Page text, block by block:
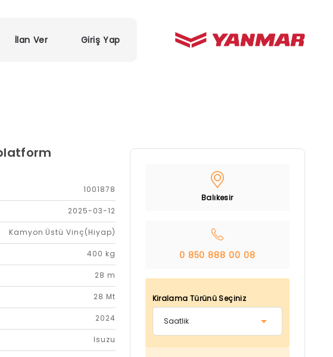
İlan Ver Giriş Yap
1001878
2025-03-12
Kamyon Üstü Vinç(Hiyap)
400 kg
28 m
28 Mt
2024
Isuzu
Balıkesir
0 850 888 00 08
Kiralama Türünü Seçiniz